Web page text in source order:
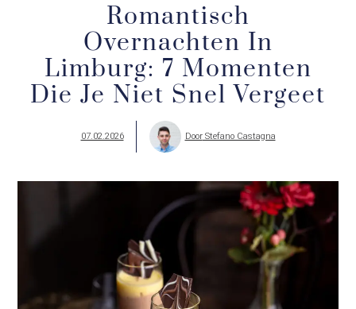
Romantisch
Overnachten In
Limburg: 7 Momenten
Die Je Niet Snel Vergeet
07.02.2026 DoorStefano Castagna